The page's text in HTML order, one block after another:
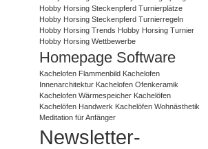
Hobby Horsing Steckenpferd Turnierplätze
Hobby Horsing Steckenpferd Turnierregeln
Hobby Horsing Trends Hobby Horsing Turnier
Hobby Horsing Wettbewerbe
Homepage Software
Kachelofen Flammenbild Kachelofen
Innenarchitektur Kachelofen Ofenkeramik
Kachelofen Wärmespeicher Kachelöfen
Kachelöfen Handwerk Kachelöfen Wohnästhetik
Meditation für Anfänger
Newsletter-